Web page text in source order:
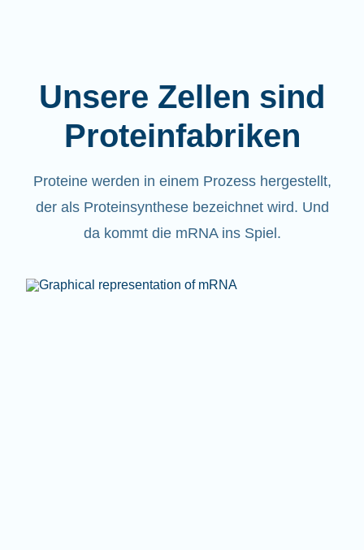
Unsere Zellen sind
Proteinfabriken
Proteine werden in einem Prozess hergestellt,
der als Proteinsynthese bezeichnet wird. Und
da kommt die mRNA ins Spiel.